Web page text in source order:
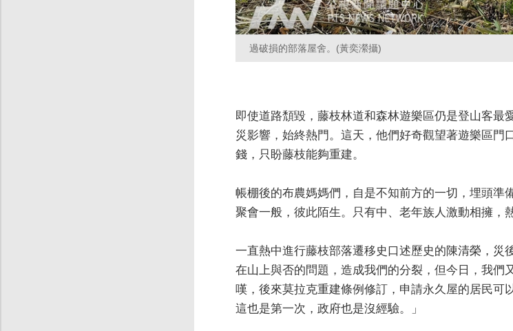
過破損的部落屋舍。(黃奕瀠攝)
即使道路頹毀，藤枝林道和森林遊樂區仍是登山客
災影響，始終熱門。這天，他們好奇觀望著遊樂區
錢，只盼藤枝能夠重建。
帳棚後的布農媽媽們，自是不知前方的一切，埋頭準
聚會一般，彼此陌生。只有中、老年族人激動相擁，
一直熱中進行藤枝部落遷移史口述歷史的陳清榮，災
在山上與否的問題，造成我們的分裂，但今日，我
嘆，後來莫拉克重建條例修訂，申請永久屋的居民可
這也是第一次，政府也是沒經驗。」